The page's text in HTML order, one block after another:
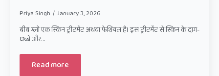
Priya Singh January 3, 2026
बीब ग्लो एक स्किन ट्रीटमेंट अथवा फेशियल है। इस ट्रीटमेंट से स्किन के दाग-
धब्बे और…
Read more